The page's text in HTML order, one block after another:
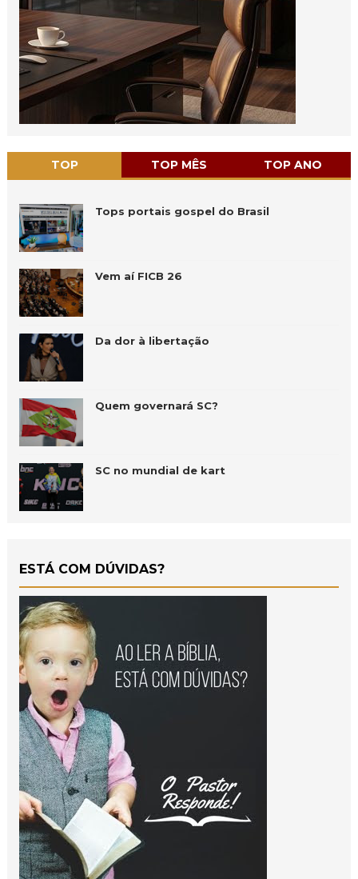
TOP TOP MÊS TOP ANO
Tops portais gospel do Brasil
Vem aí FICB 26
Da dor à libertação
Quem governará SC?
SC no mundial de kart
ESTÁ COM DÚVIDAS?